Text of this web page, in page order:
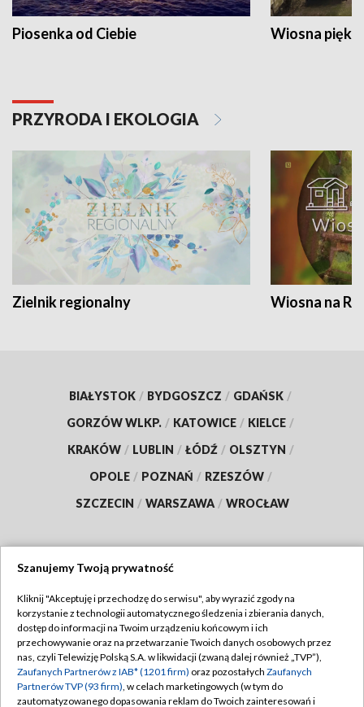
Piosenka od Ciebie Wiosna
PRZYRODA I EKOLOGIA
Zielnik regionalny Wiosna na
BIAŁYSTOK / BYDGOSZCZ / GDAŃSK /
GORZÓW WLKP. / KATOWICE / KIELCE /
KRAKÓW / LUBLIN / ŁÓDŹ / OLSZTYN /
OPOLE / POZNAŃ / RZESZÓW /
SZCZECIN / WARSZAWA / WROCŁAW
TVP
Abonament TVP
Emisja w TVP
Centrum informacji TVP
Regulamin TVP
Polityka prywatności
Moje zgody
Szanujemy Twoją prywatność
Kliknij "Akceptuję i przechodzę do serwisu", aby wyrazić zgody na
korzystanie z technologii automatycznego śledzenia i zbierania danych,
dostęp do informacji na Twoim urządzeniu końcowym i ich
przechowywanie oraz na przetwarzanie Twoich danych osobowych przez
nas, czyli Telewizję Polską S.A. w likwidacji (zwaną dalej również „TVP”),
Zaufanych Partnerów z IAB* (1201 firm) oraz pozostałych Zaufanych
Partnerów TVP (93 firm), w celach marketingowych (w tym do
zautomatyzowanego dopasowania reklam do Twoich zainteresowań i